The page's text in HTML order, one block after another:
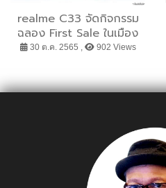
realme C33 จัดกิจกรรม
ฉลอง First Sale ในเมือง
ไทย เต็มอิ่มกับกิจกรรม
30 ต.ค. 2565 , 902 Views